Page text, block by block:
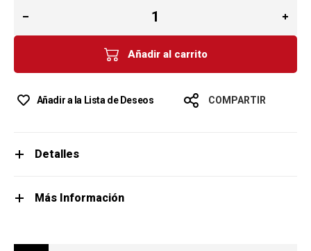
Añadir al carrito
Añadir a la Lista de Deseos COMPARTIR
Detalles
Más Información